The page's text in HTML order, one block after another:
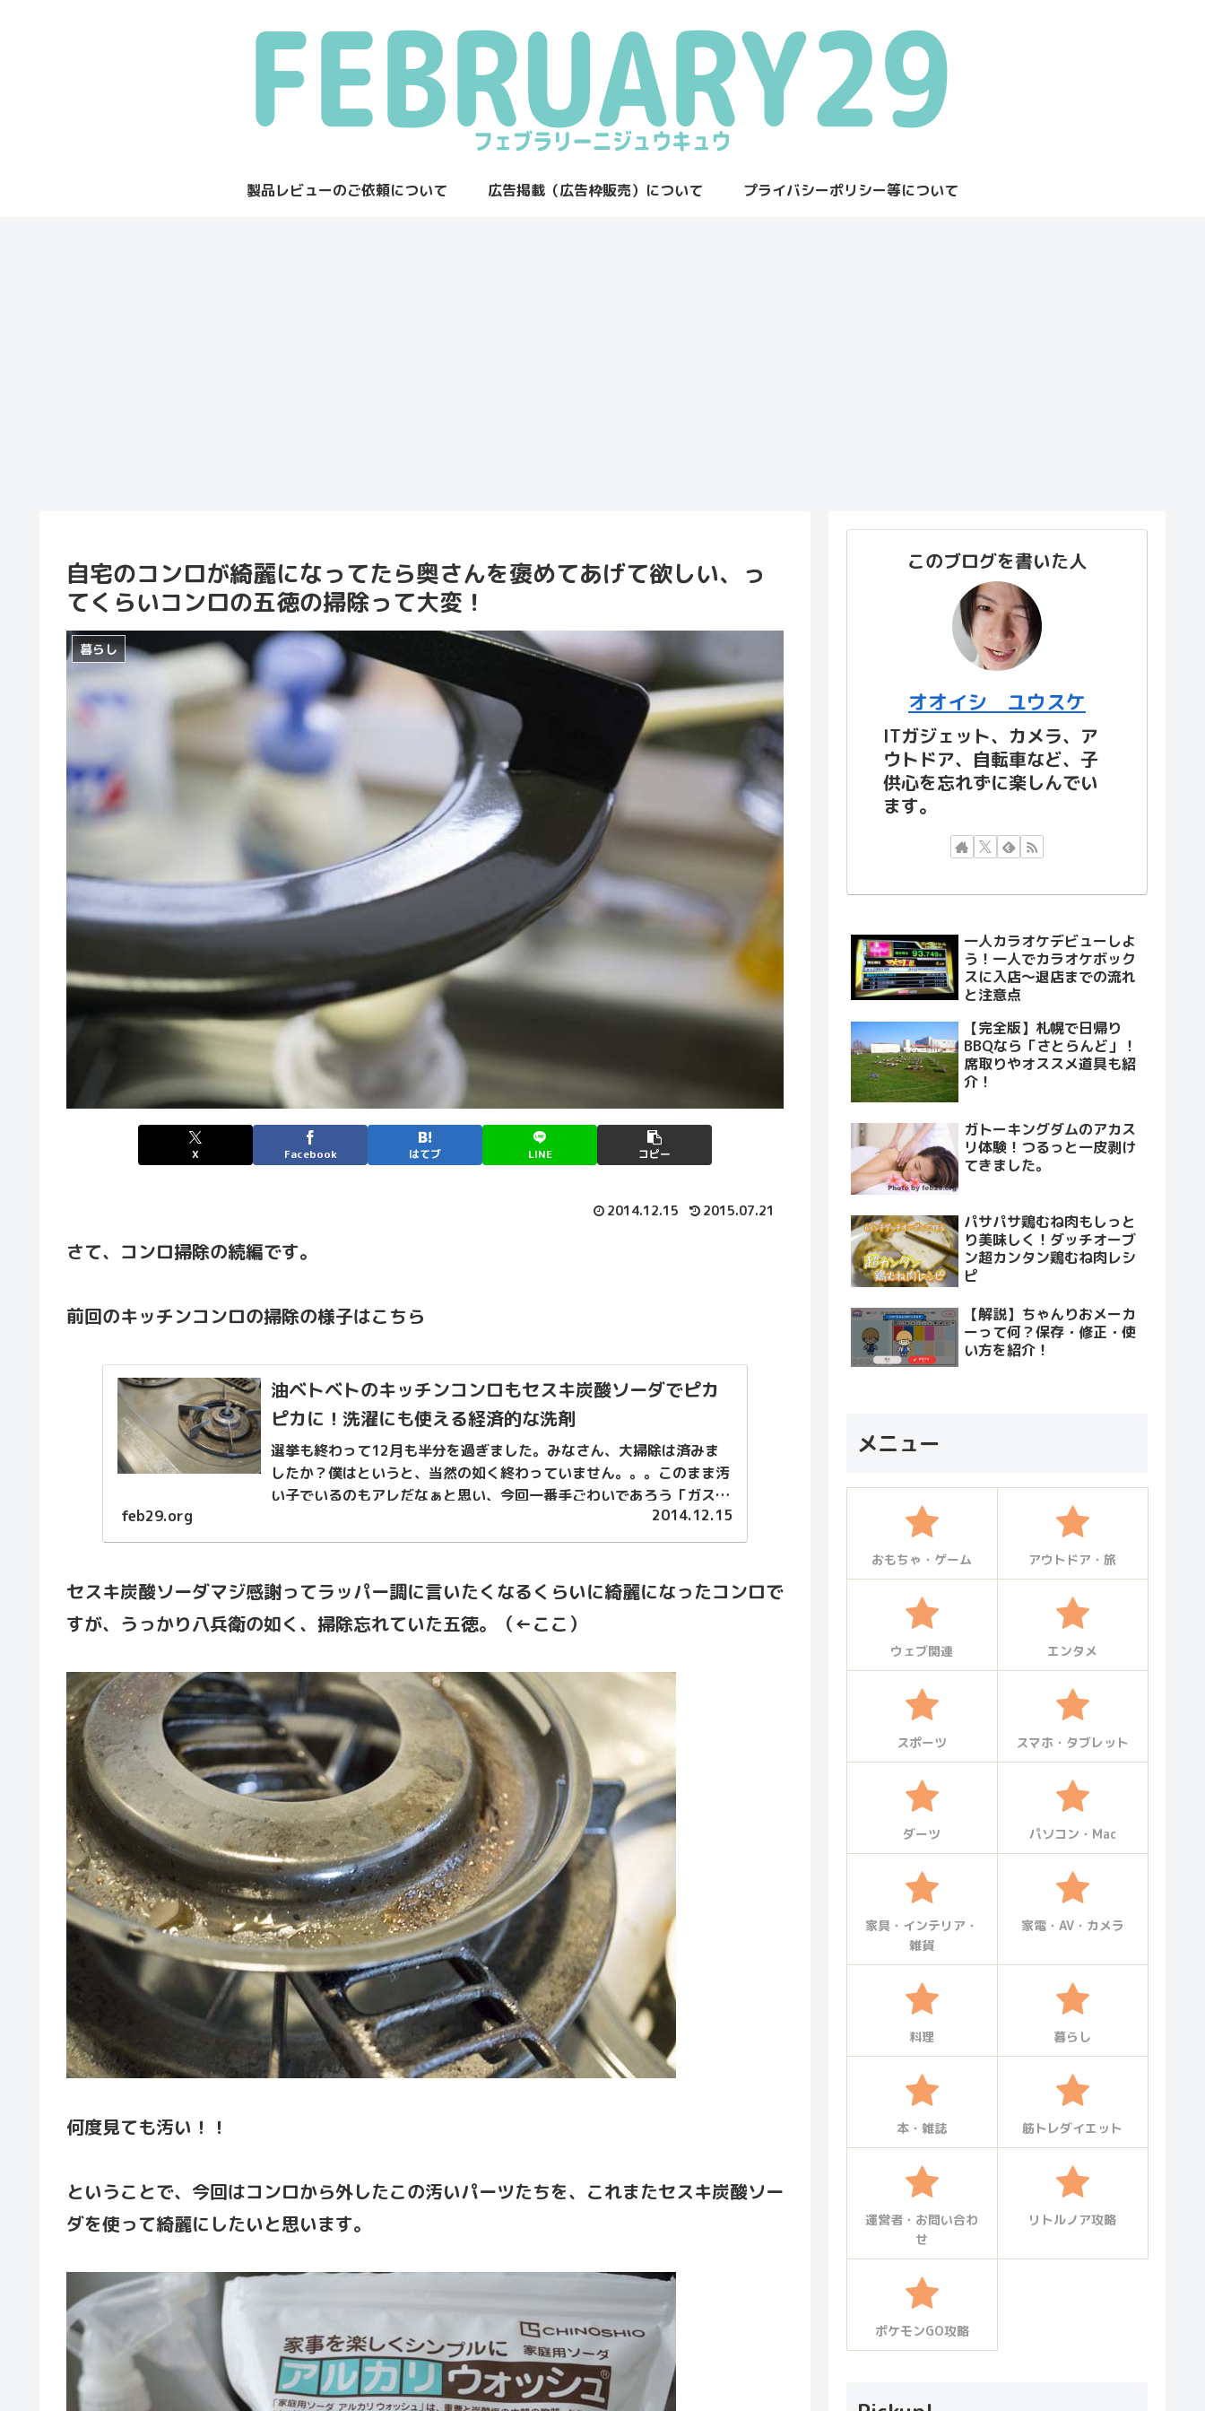
製品レビューのご依頼について 広告掲載（広告枠販売）について プライバシーポリシー等について
自宅のコンロが綺麗になってたら奥さんを褒めてあげて欲しい、っ
てくらいコンロの五徳の掃除って大変！
暮らし
X Facebook はてブ LINE コピー
2014.12.15 2015.07.21
さて、コンロ掃除の続編です。
前回のキッチンコンロの掃除の様子はこちら
油ベトベトのキッチンコンロもセスキ炭酸ソーダでピカ
ピカに！洗濯にも使える経済的な洗剤
選挙も終わって12月も半分を過ぎました。みなさん、大掃除は済みま
したか？僕はというと、当然の如く終わっていません。。。このまま汚
い子でいるのもアレだなぁと思い、今回一番手ごわいであろう「ガスコ
feb29.org 2014.12.15
セスキ炭酸ソーダマジ感謝ってラッパー調に言いたくなるくらいに綺麗になったコンロで
すが、うっかり八兵衛の如く、掃除忘れていた五徳。（←ここ）
何度見ても汚い！！
ということで、今回はコンロから外したこの汚いパーツたちを、これまたセスキ炭酸ソー
ダを使って綺麗にしたいと思います。
このブログを書いた人
オオイシ ユウスケ
ITガジェット、カメラ、ア
ウトドア、自転車など、子
供心を忘れずに楽しんでい
ます。
一人カラオケデビューしよ
う！一人でカラオケボック
スに入店～退店までの流れ
と注意点
【完全版】札幌で日帰り
BBQなら「さとらんど」！
席取りやオススメ道具も紹
介！
ガトーキングダムのアカス
リ体験！つるっと一皮剥け
てきました。
パサパサ鶏むね肉もしっと
り美味しく！ダッチオーブ
ン超カンタン鶏むね肉レシ
ピ
【解説】ちゃんりおメーカ
ーって何？保存・修正・使
い方を紹介！
メニュー
おもちゃ・ゲーム アウトドア・旅
ウェブ関連 エンタメ
スポーツ スマホ・タブレット
ダーツ パソコン・Mac
家具・インテリア・
雑貨
家電・AV・カメラ
料理 暮らし
本・雑誌 筋トレダイエット
運営者・お問い合わ
せ
リトルノア攻略
ポケモンGO攻略